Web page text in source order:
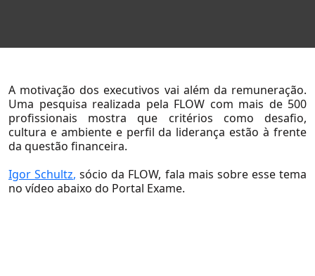
Sobre Nós
Nossa Equipe
A motivação dos executivos vai além da remuneração.
Uma pesquisa realizada pela FLOW com mais de 500
profissionais mostra que critérios como desafio,
cultura e ambiente e perfil da liderança estão à frente
da questão financeira.
Igor Schultz, sócio da FLOW, fala mais sobre esse tema
no vídeo abaixo do Portal Exame.